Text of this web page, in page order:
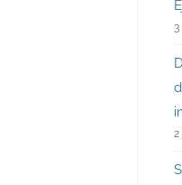
3
2